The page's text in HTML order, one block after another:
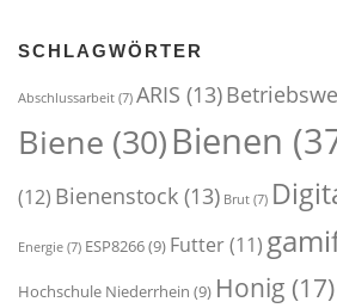
SCHLAGWÖRTER
Abschlussarbeit (7) ARIS (13)
Biene (30)Bienen
(12) Bienenstock (13) Brut (7)
Energie (7) ESP8266(9) Futter(11)
Hochschule Niederrhein (9) Honig (17)